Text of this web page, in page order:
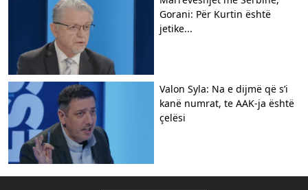
Gorani: Për Kurtin është
jetike...
Valon Syla: Na e dijmë që s’i
kanë numrat, te AAK-ja është
çelësi